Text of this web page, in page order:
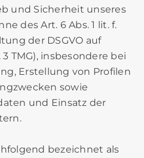
und Sicherheit unseres
des Art. 6 Abs. 1 lit. f.
der DSGVO auf
TMG), insbesondere bei
Erstellung von Profilen
sowie
und Einsatz der
bezeichnet als